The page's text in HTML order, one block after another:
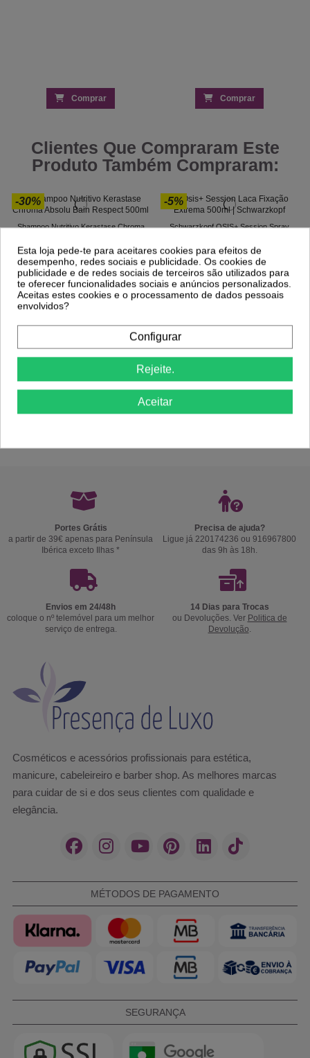
Comprar Comprar
Clientes Que Compraram Este
Produto Também Compraram:
-30%
Shampoo Nutritivo Kerastase Chroma
37,24 €53,20 €
-5%
Schwarzkopf OSIS+ Session Spray
16,77 €17,65 €
Portes Grátis
a partir de 39€ apenas para Península
Ibérica exceto Ilhas *
Precisa de ajuda?
Ligue já 220174236 ou 916967800
das 9h às 18h.
Envios em 24/48h
coloque o nº telemóvel para um melhor
serviço de entrega.
14 Dias para Trocas
ou Devoluções. Ver Politica de
Devolução.
Cosméticos e acessórios profissionais para estética,
manicure, cabeleireiro e barber shop. As melhores marcas
para cuidar de si e dos seus clientes com qualidade e
elegância.
MÉTODOS DE PAGAMENTO
SEGURANÇA
Esta loja pede-te para aceitares cookies para efeitos de
desempenho, redes sociais e publicidade. Os cookies de
publicidade e de redes sociais de terceiros são utilizados para
te oferecer funcionalidades sociais e anúncios personalizados.
Aceitas estes cookies e o processamento de dados pessoais
envolvidos?
Configurar
Rejeite.
Aceitar